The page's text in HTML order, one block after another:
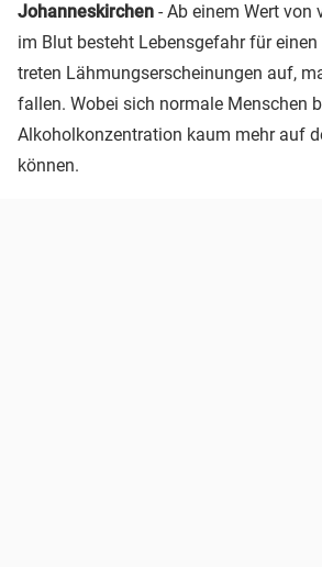
Johanneskirchen - Ab einem Wert von
im Blut besteht Lebensgefahr für einen
treten Lähmungserscheinungen auf,
fallen. Wobei sich normale Menschen
Alkoholkonzentration kaum mehr auf
können.